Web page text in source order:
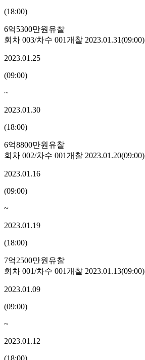
(18:00)
6억5300만원 유찰
회차 003/차수 001개찰 2023.01.31(09:00)
2023.01.25
(09:00)
~
2023.01.30
(18:00)
6억8800만원 유찰
회차 002/차수 001개찰 2023.01.20(09:00)
2023.01.16
(09:00)
~
2023.01.19
(18:00)
7억2500만원 유찰
회차 001/차수 001개찰 2023.01.13(09:00)
2023.01.09
(09:00)
~
2023.01.12
(18:00)